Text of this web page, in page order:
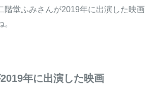
階堂ふみさんが2019年に出演した映画
年に出演した映画